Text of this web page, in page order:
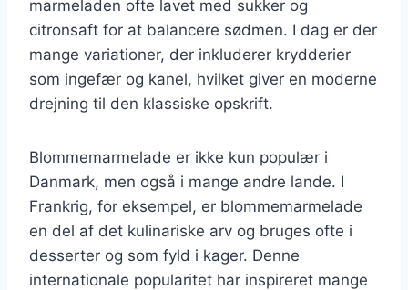
marmeladen ofte lavet med sukker og
citronsaft for at balancere sødmen. I dag er der
mange variationer, der inkluderer krydderier
som ingefær og kanel, hvilket giver en moderne
drejning til den klassiske opskrift.
Blommemarmelade er ikke kun populær i
Danmark, men også i mange andre lande. I
Frankrig, for eksempel, er blommemarmelade
en del af det kulinariske arv og bruges ofte i
desserter og som fyld i kager. Denne
internationale popularitet har inspireret mange